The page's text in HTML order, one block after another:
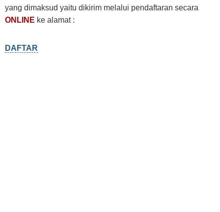
yang dimaksud yaitu dikirim melalui pendaftaran secara
ONLINE ke alamat :
DAFTAR